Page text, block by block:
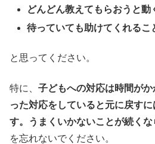
どんどん教えてもらおうと動
待っていても助けてくれるこ
と思ってください。
特に、 子どもへの対応は時間が
った対応をしていると元に戻す
す。うまくいかないことが続く
を忘れないでください。